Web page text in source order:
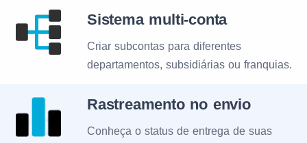
Sistema multi-conta
Criar subcontas para diferentes
departamentos, subsidiárias ou franquias.
Rastreamento no envio
Conheça o status de entrega de suas